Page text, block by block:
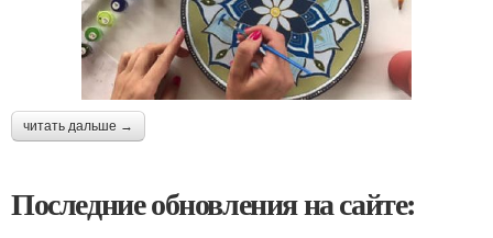
читать дальше →
Последние обновления на сайте: